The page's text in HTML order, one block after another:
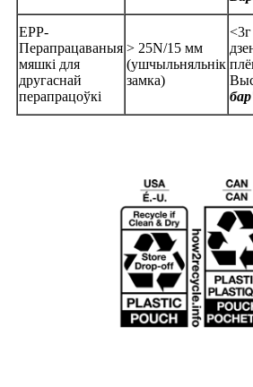
EPP-
Перапрацаваныя
мяшкі для
другаснай
перапрацоўкі
> 25N/15 мм
(ушчыльняльнік
замка)
<3